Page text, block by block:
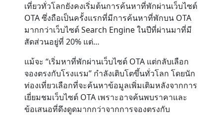
เที่ยวทั่วโลกยังคงเริ่มต้นการค้นหาที่พักผ่านเว็บไซต์
OTA ซึ่งถือเป็นครั้งแรกที่มีการค้นหาที่พักบน OTA
มากกว่าเว็บไซต์ Search Engine ในปีที่ผ่านมาที่มี
สัดส่วนอยู่ที่ 20% แต่…
แม้จะ “เริ่มหาที่พักผ่านเว็บไซต์ OTA แต่กลับเลือก
จองตรงกับโรงแรม” กำลังเติบโตขึ้นทั่วโลก โดยนัก
ท่องเที่ยวเลือกที่จะค้นหาข้อมูลเพิ่มเติมหลังจากการ
เยี่ยมชมเว็บไซต์ OTA เพราะอาจค้นพบราคาและ
ข้อเสนอที่ดึงดูดมากกว่าจากการจองตรงกับ